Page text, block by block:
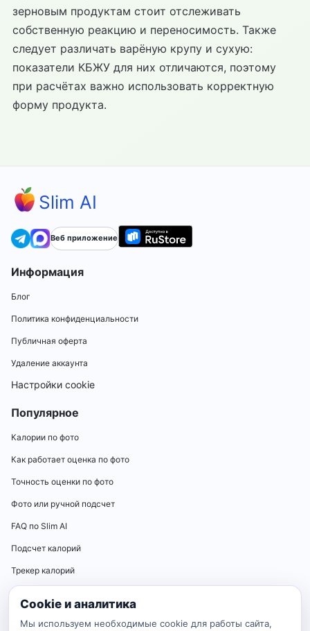
зерновым продуктам стоит отслеживать
собственную реакцию и переносимость. Также
следует различать варёную крупу и сухую:
показатели КБЖУ для них отличаются, поэтому
при расчётах важно использовать корректную
форму продукта.
Slim AI
Веб приложение
Информация
Блог
Политика конфиденциальности
Публичная оферта
Удаление аккаунта
Настройки cookie
Популярное
Калории по фото
Как работает оценка по фото
Точность оценки по фото
Фото или ручной подсчет
FAQ по Slim AI
Подсчет калорий
Трекер калорий
Калькуляторы
Калькулятор нормы калорий
Cookie и аналитика
Мы используем необходимые cookie для работы сайта,